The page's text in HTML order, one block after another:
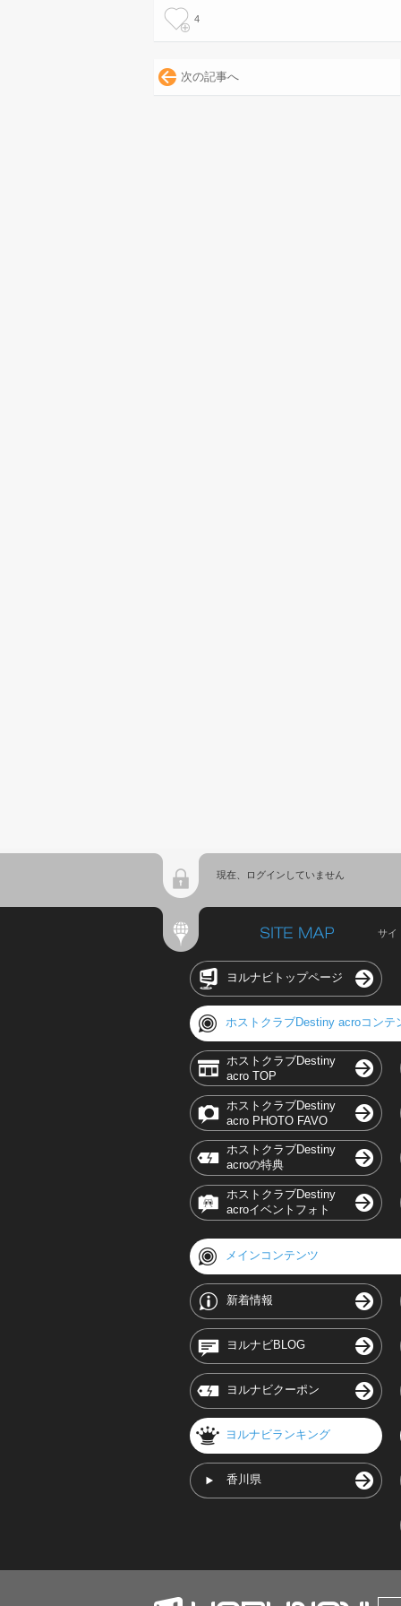
4
次の記事へ
現在、ログインしていません
サイ
ヨルナビトップページ
ホストクラブDestiny acroコンテ
ホストクラブDestiny
acro TOP
ホストクラブDestiny
acro PHOTO FAVO
ホストクラブDestiny
acroの特典
ホストクラブDestiny
acroイベントフォト
メインコンテンツ
新着情報
ヨルナビBLOG
ヨルナビクーポン
ヨルナビランキング
香川県